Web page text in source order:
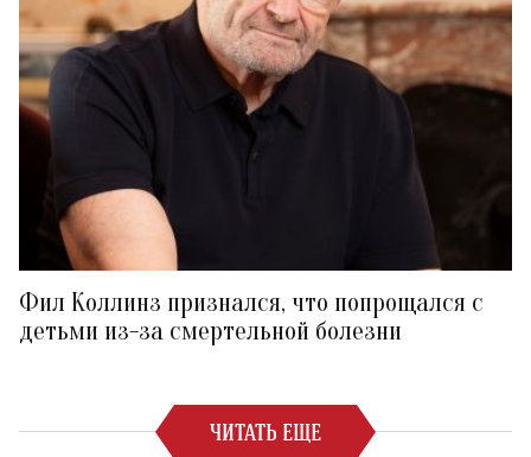
Фил Коллинз признался, что попрощался с
детьми из-за смертельной болезни
ЧИТАТЬ ЕЩЕ